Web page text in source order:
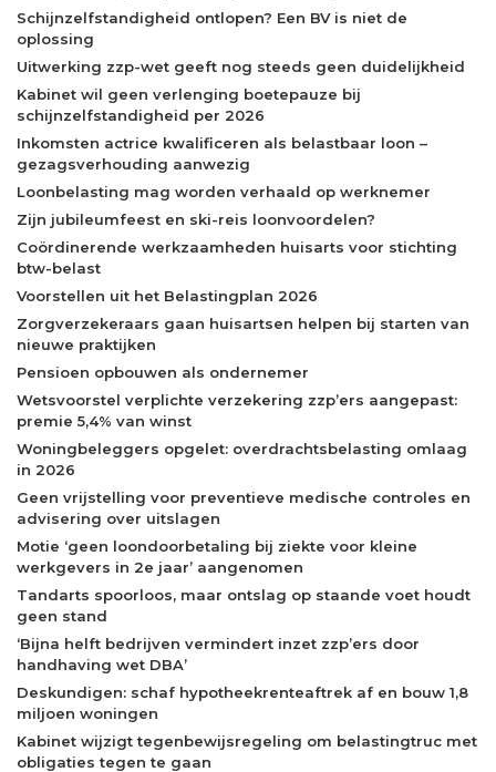
Schijnzelfstandigheid ontlopen? Een BV is niet de
oplossing
Uitwerking zzp-wet geeft nog steeds geen duidelijkheid
Kabinet wil geen verlenging boetepauze bij
schijnzelfstandigheid per 2026
Inkomsten actrice kwalificeren als belastbaar loon –
gezagsverhouding aanwezig
Loonbelasting mag worden verhaald op werknemer
Zijn jubileumfeest en ski-reis loonvoordelen?
Coördinerende werkzaamheden huisarts voor stichting
btw-belast
Voorstellen uit het Belastingplan 2026
Zorgverzekeraars gaan huisartsen helpen bij starten van
nieuwe praktijken
Pensioen opbouwen als ondernemer
Wetsvoorstel verplichte verzekering zzp’ers aangepast:
premie 5,4% van winst
Woningbeleggers opgelet: overdrachtsbelasting omlaag
in 2026
Geen vrijstelling voor preventieve medische controles en
advisering over uitslagen
Motie ‘geen loondoorbetaling bij ziekte voor kleine
werkgevers in 2e jaar’ aangenomen
Tandarts spoorloos, maar ontslag op staande voet houdt
geen stand
‘Bijna helft bedrijven vermindert inzet zzp’ers door
handhaving wet DBA’
Deskundigen: schaf hypotheekrenteaftrek af en bouw 1,8
miljoen woningen
Kabinet wijzigt tegenbewijsregeling om belastingtruc met
obligaties tegen te gaan